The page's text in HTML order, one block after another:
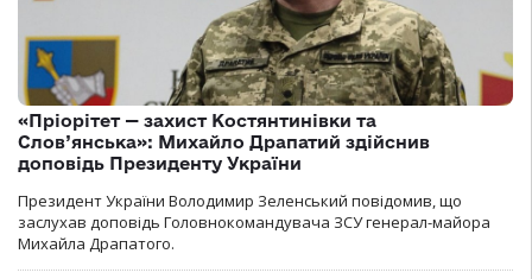
«Пріорітет — захист Костянтинівки та
Слов’янська»: Михайло Драпатий здійснив
доповідь Президенту України
Президент України Володимир Зеленський повідомив, що
заслухав доповідь Головнокомандувача ЗСУ генерал-майора
Михайла Драпатого.